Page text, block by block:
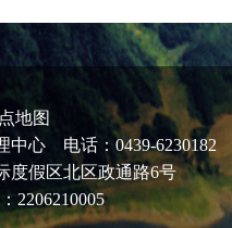
地图
中心 电话：0439-6230182
度假区北区政通路6号
2206210005